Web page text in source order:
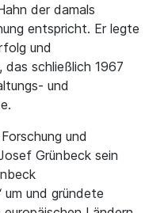
der damals
entspricht. Er legte
und
schließlich 1967
und
und
Grünbeck sein
um und gründete